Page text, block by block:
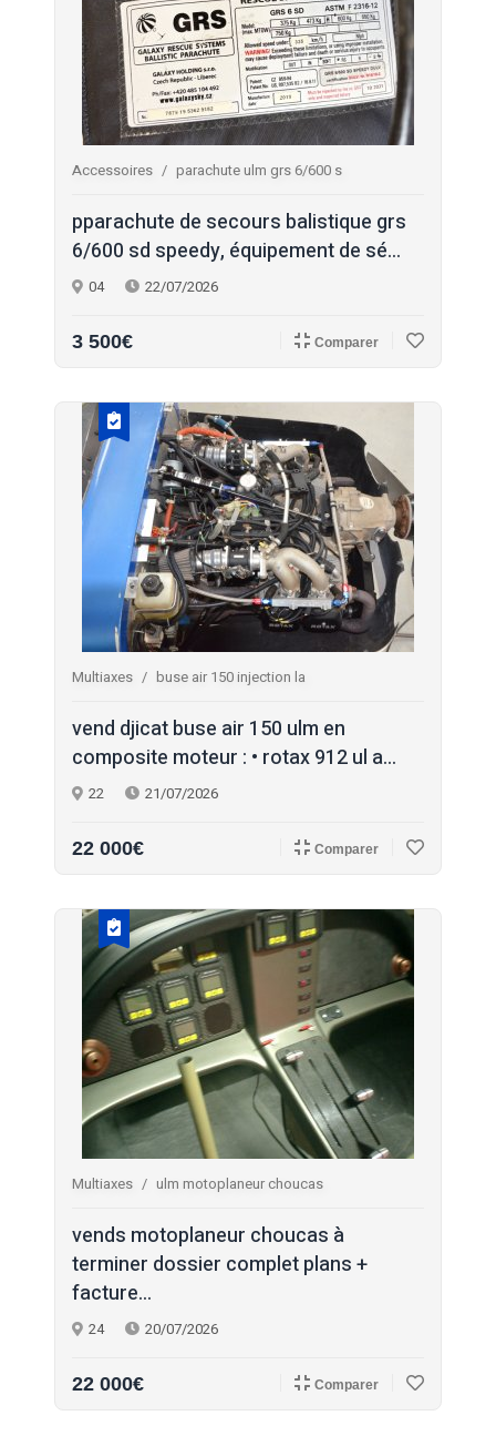
Accessoires parachute ulm grs 6/600 s
pparachute de secours balistique grs
6/600 sd speedy, équipement de sé...
04 22/07/2026
3 500€ Comparer
Multiaxes buse air 150 injection la
vend djicat buse air 150 ulm en
composite moteur : • rotax 912 ul a...
22 21/07/2026
22 000€ Comparer
Multiaxes ulm motoplaneur choucas
vends motoplaneur choucas à
terminer dossier complet plans +
facture...
24 20/07/2026
22 000€ Comparer